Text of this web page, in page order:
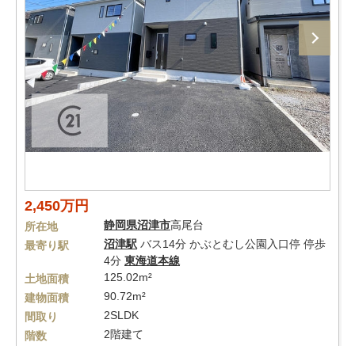
2,450万円
所在地 静岡県沼津市高尾台
最寄り駅
沼津駅 バス14分 かぶとむし公園入口停 停歩
4分 東海道本線
土地面積
125.02m²
建物面積
90.72m²
間取り
2SLDK
階数
2階建て